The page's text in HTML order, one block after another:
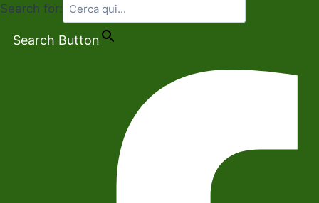
Search for:
Search Button